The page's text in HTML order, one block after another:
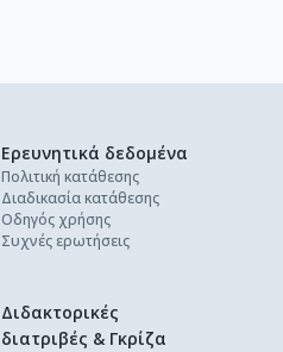
Ερευνητικά δεδομένα
Πολιτική κατάθεσης
Διαδικασία κατάθεσης
Οδηγός χρήσης
Συχνές ερωτήσεις
Διδακτορικές
διατριβές & Γκρίζα